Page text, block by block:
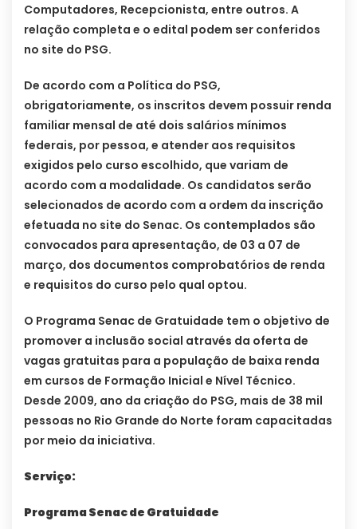
Computadores, Recepcionista, entre outros. A
relação completa e o edital podem ser conferidos
no site do PSG.
De acordo com a Política do PSG,
obrigatoriamente, os inscritos devem possuir renda
familiar mensal de até dois salários mínimos
federais, por pessoa, e atender aos requisitos
exigidos pelo curso escolhido, que variam de
acordo com a modalidade. Os candidatos serão
selecionados de acordo com a ordem da inscrição
efetuada no site do Senac. Os contemplados são
convocados para apresentação, de 03 a 07 de
março, dos documentos comprobatórios de renda
e requisitos do curso pelo qual optou.
O Programa Senac de Gratuidade tem o objetivo de
promover a inclusão social através da oferta de
vagas gratuitas para a população de baixa renda
em cursos de Formação Inicial e Nível Técnico.
Desde 2009, ano da criação do PSG, mais de 38 mil
pessoas no Rio Grande do Norte foram capacitadas
por meio da iniciativa.
Serviço:
Programa Senac de Gratuidade